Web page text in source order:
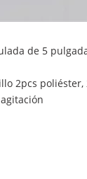
de 5
2pcs